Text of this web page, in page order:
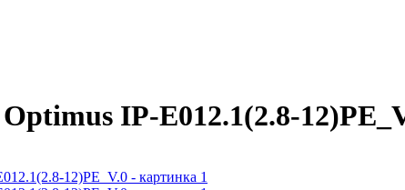
IP-E012.1(2.8-